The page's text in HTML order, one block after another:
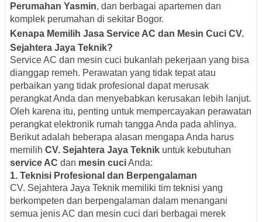
Perumahan Yasmin, dan berbagai apartemen dan
komplek perumahan di sekitar Bogor.
Kenapa Memilih Jasa Service AC dan Mesin Cuci CV.
Sejahtera Jaya Teknik?
Service AC dan mesin cuci bukanlah pekerjaan yang bisa
dianggap remeh. Perawatan yang tidak tepat atau
perbaikan yang tidak profesional dapat merusak
perangkat Anda dan menyebabkan kerusakan lebih lanjut.
Oleh karena itu, penting untuk mempercayakan perawatan
perangkat elektronik rumah tangga Anda pada ahlinya.
Berikut adalah beberapa alasan mengapa Anda harus
memilih CV. Sejahtera Jaya Teknik untuk kebutuhan
service AC dan mesin cuciAnda:
1. Teknisi Profesional dan Berpengalaman
CV. Sejahtera Jaya Teknik memiliki tim teknisi yang
berkompeten dan berpengalaman dalam menangani
semua jenis AC dan mesin cuci dari berbagai merek